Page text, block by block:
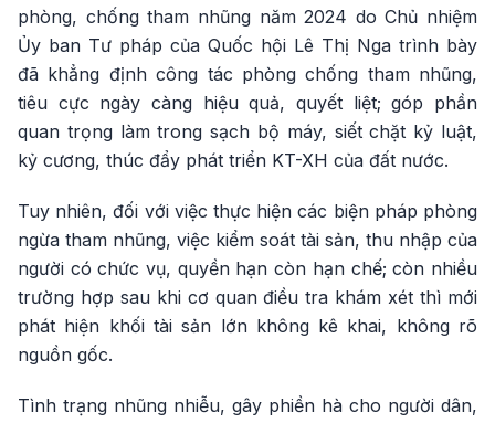
phòng, chống tham nhũng năm 2024 do Chủ nhiệm
Ủy ban Tư pháp của Quốc hội Lê Thị Nga trình bày
đã khẳng định công tác phòng chống tham nhũng,
tiêu cực ngày càng hiệu quả, quyết liệt; góp phần
quan trọng làm trong sạch bộ máy, siết chặt kỷ luật,
kỷ cương, thúc đẩy phát triển KT-XH của đất nước.
Tuy nhiên, đối với việc thực hiện các biện pháp phòng
ngừa tham nhũng, việc kiểm soát tài sản, thu nhập của
người có chức vụ, quyền hạn còn hạn chế; còn nhiều
trường hợp sau khi cơ quan điều tra khám xét thì mới
phát hiện khối tài sản lớn không kê khai, không rõ
nguồn gốc.
Tình trạng nhũng nhiễu, gây phiền hà cho người dân,